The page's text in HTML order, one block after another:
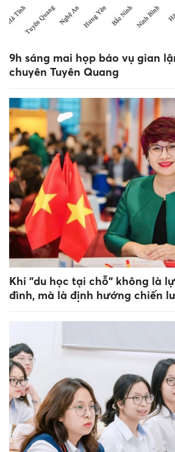
9h sáng mai họp báo vụ gian
chuyên Tuyên Quang
Khi "du học tại chỗ" không là
đình, mà là định hướng chiến